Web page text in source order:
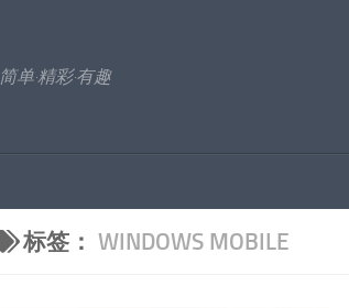
简单·精彩·有趣
标签： WINDOWS MOBILE